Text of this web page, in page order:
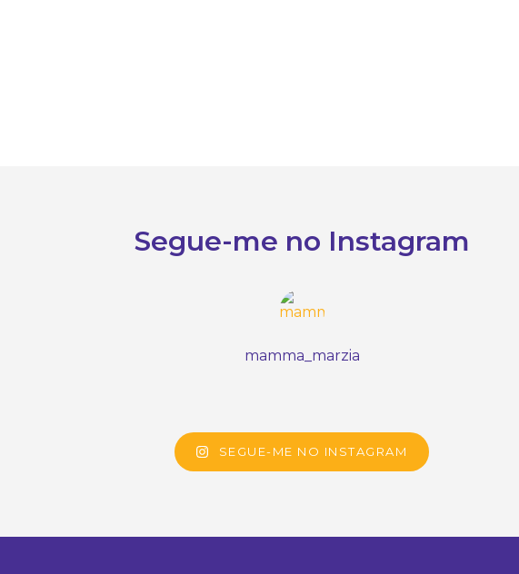
Segue-me no Instagram
mamma_marzia
SEGUE-ME NO INSTAGRAM